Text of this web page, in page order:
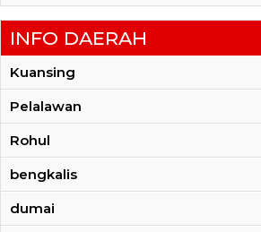
INFO DAERAH
Kuansing
Pelalawan
Rohul
bengkalis
dumai